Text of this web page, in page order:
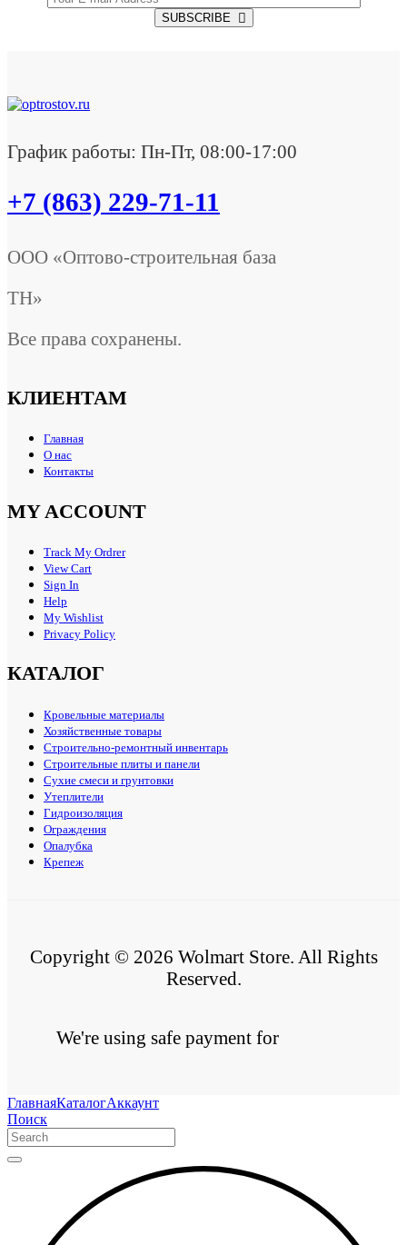
SUBSCRIBE
График работы: Пн-Пт, 08:00-17:00
+7 (863) 229-71-11
ООО «Оптово-строительная база
ТН»
Все права сохранены.
КЛИЕНТАМ
Главная
О нас
Контакты
MY ACCOUNT
Track My Ordrer
View Cart
Sign In
Help
My Wishlist
Privacy Policy
КАТАЛОГ
Кровельные материалы
Хозяйственные товары
Строительно-ремонтный инвентарь
Строительные плиты и панели
Сухие смеси и грунтовки
Утеплители
Гидроизоляция
Ограждения
Опалубка
Крепеж
Copyright © 2026 Wolmart Store. All Rights
Reserved.
We're using safe payment for
ГлавнаяКаталогАккаунт
Поиск